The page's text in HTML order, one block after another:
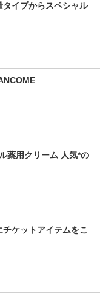
イプからスペシャル
薬用クリーム 人気*の
ケットアイテムをこ